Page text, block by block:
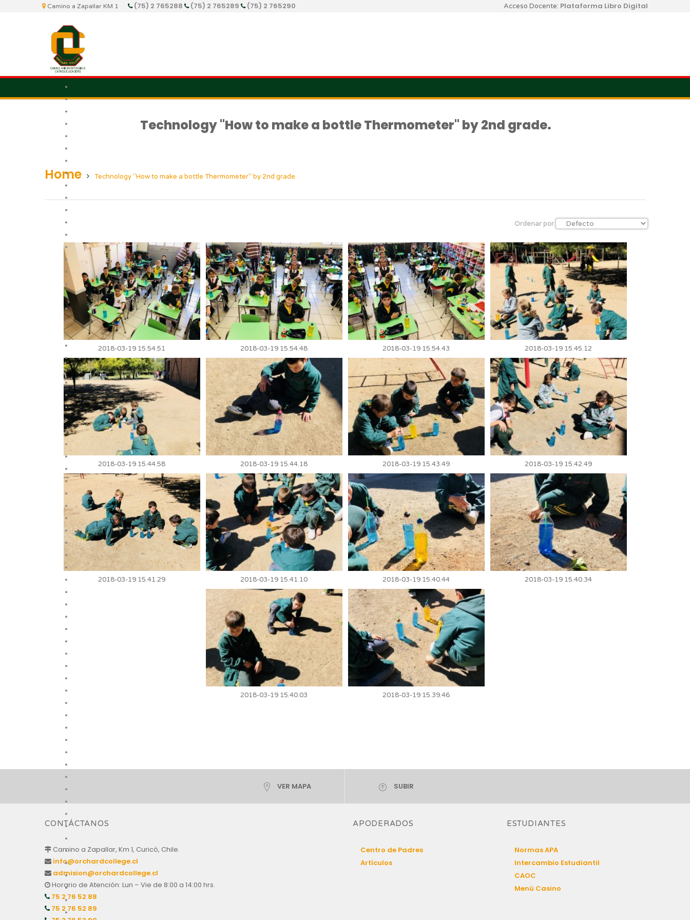
Camino a Zapallar KM 1 (75) 2 765288 (75) 2 765289 (75) 2 765290 Acceso Docente: Plataforma Libro Digital
Technology "How to make a bottle Thermometer" by 2nd grade.
Home Technology "How to make a bottle Thermometer" by 2nd grade.
Ordenar por
2018-03-19 15.54.51 2018-03-19 15.54.48 2018-03-19 15.54.43 2018-03-19 15.45.12
2018-03-19 15.44.58 2018-03-19 15.44.18 2018-03-19 15.43.49 2018-03-19 15.42.49
2018-03-19 15.41.29 2018-03-19 15.41.10 2018-03-19 15.40.44 2018-03-19 15.40.34
2018-03-19 15.40.03 2018-03-19 15.39.46
VER MAPA SUBIR
CONTÁCTANOS
Camino a Zapallar, Km 1, Curicó, Chile.
info@orchardcollege.cl
admision@orchardcollege.cl
Horario de Atención: Lun – Vie de 8:00 a 14:00 hrs.
75 2 76 52 88
75 2 76 52 89
APODERADOS
Centro de Padres
Artículos
ESTUDIANTES
Normas APA
Intercambio Estudiantil
CAOC
Menú Casino